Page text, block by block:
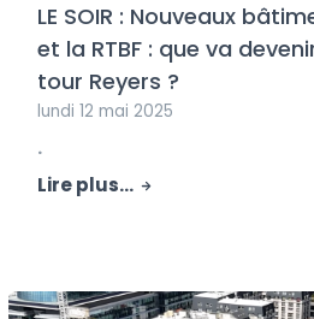
LE SOIR : Nouveaux
et la RTBF : que va
tour Reyers ?
lundi 12 mai 2025
.
Lire plus...